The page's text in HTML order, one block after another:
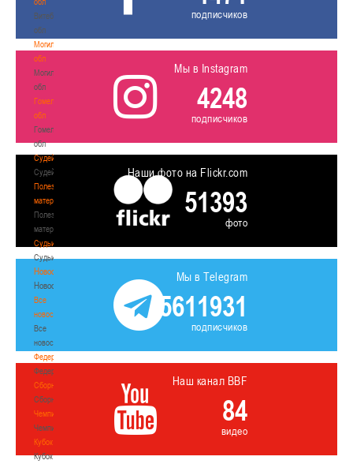
Витебская
обл
Могилевская
обл
Могилевская
обл
Гомельская
обл
Гомельская
обл
Судейство
Судейство
Полезные
материалы
Полезные
материалы
Судьи
Судьи
Новости
Новости
Все
новости
Все
новости
Федерация
Федерация
Сборные
Сборные
Чемпионат
Чемпионат
Кубок
Кубок
подписчиков
Мы в Instagram
4248
подписчиков
Наши фото на Flickr.com
51393
фото
Мы в Telegram
5611931
подписчиков
Наш канал BBF
84
видео